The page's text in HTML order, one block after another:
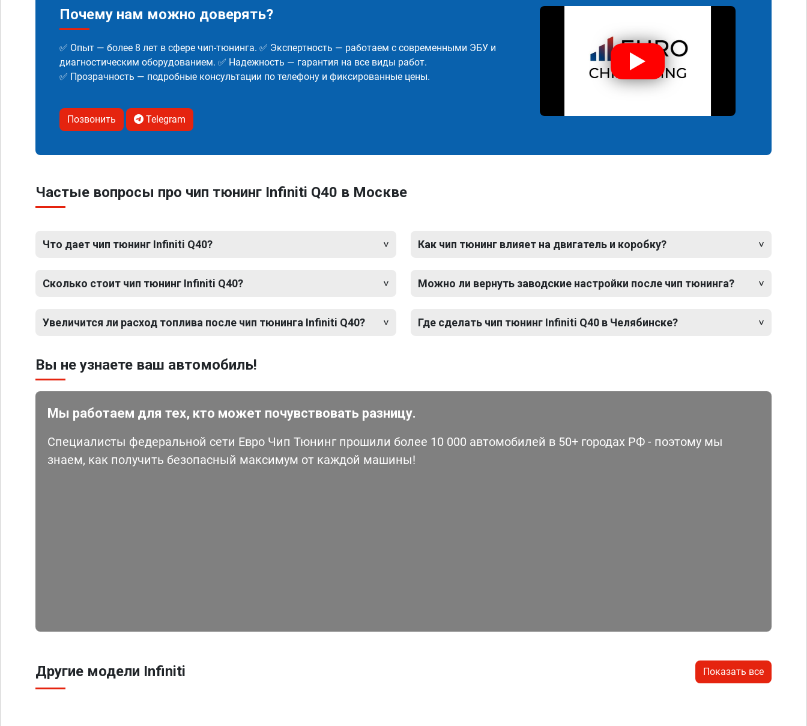
Почему нам можно доверять?
✅ Опыт — более 8 лет в сфере чип-тюнинга. ✅ Экспертность — работаем с современными ЭБУ и
диагностическим оборудованием. ✅ Надежность — гарантия на все виды работ.
✅ Прозрачность — подробные консультации по телефону и фиксированные цены.
Позвонить Telegram
Частые вопросы про чип тюнинг Infiniti Q40 в Москве
Что дает чип тюнинг Infiniti Q40?
Сколько стоит чип тюнинг Infiniti Q40?
Увеличится ли расход топлива после чип тюнинга Infiniti Q40?
Как чип тюнинг влияет на двигатель и коробку?
Можно ли вернуть заводские настройки после чип тюнинга?
Где сделать чип тюнинг Infiniti Q40 в Челябинске?
Вы не узнаете ваш автомобиль!
Мы работаем для тех, кто может почувствовать разницу.
Специалисты федеральной сети Евро Чип Тюнинг прошили более 10 000 автомобилей в 50+ городах РФ - поэтому мы
знаем, как получить безопасный максимум от каждой машины!
Другие модели Infiniti Показать все